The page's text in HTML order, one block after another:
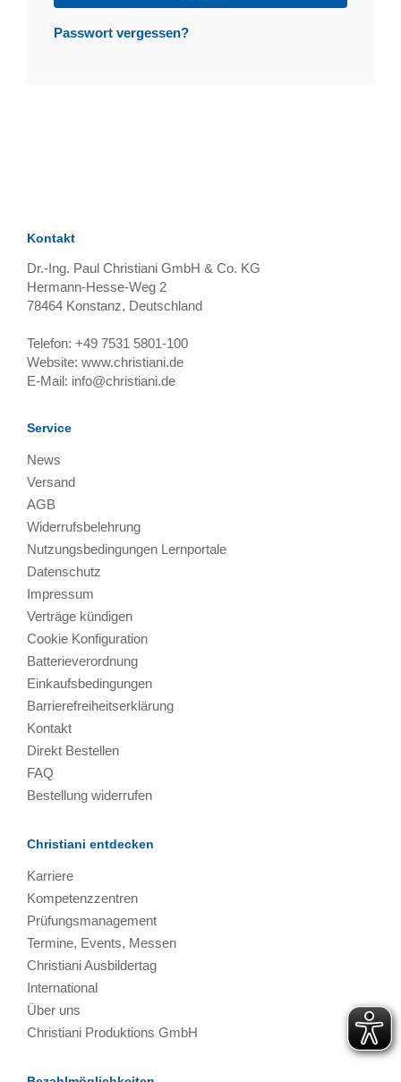
Passwort vergessen?
Kontakt
Dr.-Ing. Paul Christiani GmbH & Co. KG
Hermann-Hesse-Weg 2
78464 Konstanz, Deutschland
Telefon: +49 7531 5801-100
Website: www.christiani.de
E-Mail: info@christiani.de
Service
News
Versand
AGB
Widerrufsbelehrung
Nutzungsbedingungen Lernportale
Datenschutz
Impressum
Verträge kündigen
Cookie Konfiguration
Batterieverordnung
Einkaufsbedingungen
Barrierefreiheitserklärung
Kontakt
Direkt Bestellen
FAQ
Bestellung widerrufen
Christiani entdecken
Karriere
Kompetenzzentren
Prüfungsmanagement
Termine, Events, Messen
Christiani Ausbildertag
International
Über uns
Christiani Produktions GmbH